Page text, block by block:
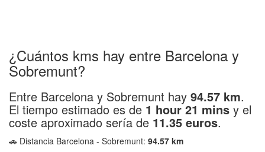
¿Cuántos kms hay entre Barcelona y
Sobremunt?
Entre Barcelona y Sobremunt hay 94.57 km.
El tiempo estimado es de 1 hour 21 mins y el
coste aproximado sería de 11.35 euros.
🚗 Distancia Barcelona - Sobremunt: 94.57 km